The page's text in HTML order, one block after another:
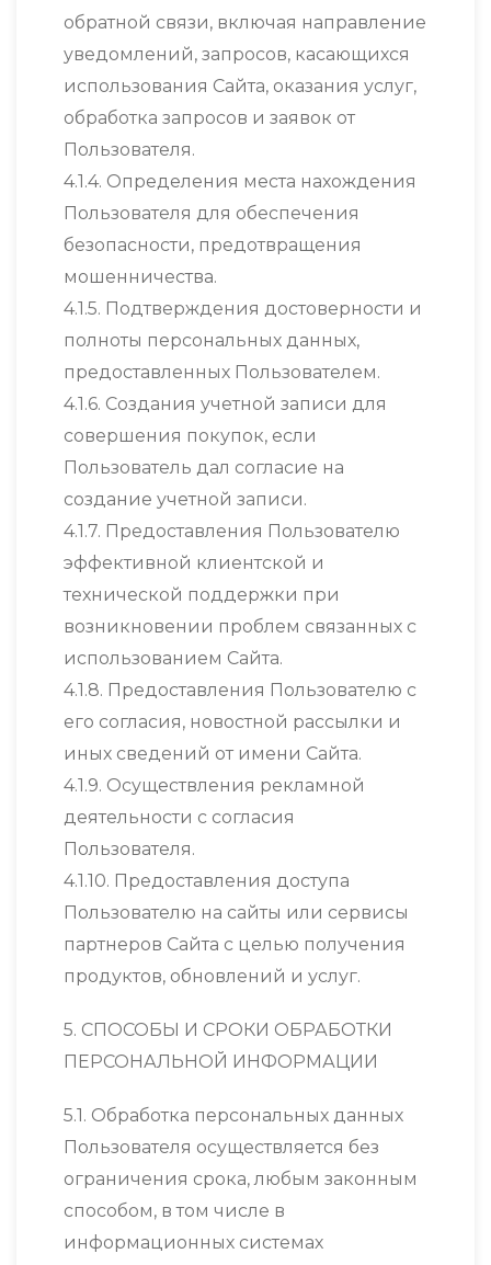
обратной связи, включая направление
уведомлений, запросов, касающихся
использования Сайта, оказания услуг,
обработка запросов и заявок от
Пользователя.
4.1.4. Определения места нахождения
Пользователя для обеспечения
безопасности, предотвращения
мошенничества.
4.1.5. Подтверждения достоверности и
полноты персональных данных,
предоставленных Пользователем.
4.1.6. Создания учетной записи для
совершения покупок, если
Пользователь дал согласие на
создание учетной записи.
4.1.7. Предоставления Пользователю
эффективной клиентской и
технической поддержки при
возникновении проблем связанных с
использованием Сайта.
4.1.8. Предоставления Пользователю с
его согласия, новостной рассылки и
иных сведений от имени Сайта.
4.1.9. Осуществления рекламной
деятельности с согласия
Пользователя.
4.1.10. Предоставления доступа
Пользователю на сайты или сервисы
партнеров Сайта с целью получения
продуктов, обновлений и услуг.
5. СПОСОБЫ И СРОКИ ОБРАБОТКИ
ПЕРСОНАЛЬНОЙ ИНФОРМАЦИИ
5.1. Обработка персональных данных
Пользователя осуществляется без
ограничения срока, любым законным
способом, в том числе в
информационных системах